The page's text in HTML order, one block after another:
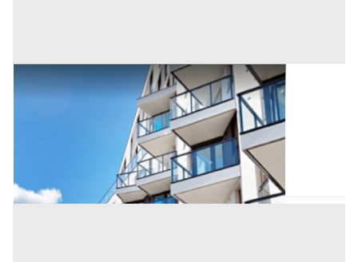
Appartamento all'asta a Padova
Villafranca Padovana (Padova)
135.000 €
BN526890